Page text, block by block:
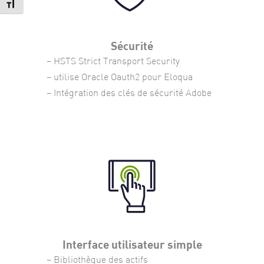
Changer la taille de la police
Sécurité
– HSTS Strict Transport Security
– utilise Oracle Oauth2 pour Eloqua
– Intégration des clés de sécurité Adobe
Interface utilisateur simple
– Bibliothèque des actifs